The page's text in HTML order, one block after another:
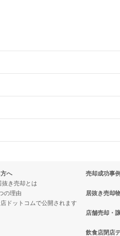
覧
へ
き売却とは
の理由
ドットコムで公開されます
売却成功事
居抜き売却
店舗売却・
飲食店閉店